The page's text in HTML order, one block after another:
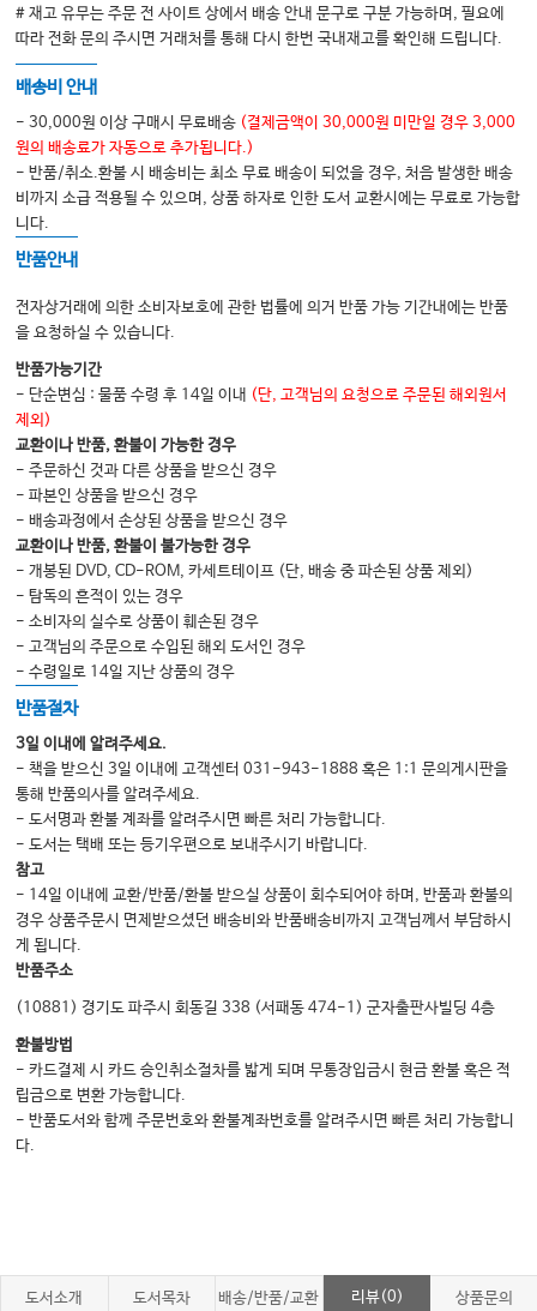
# 재고 유무는 주문 전 사이트 상에서 배송 안내 문구로 구분 가능하며, 필요에
따라 전화 문의 주시면 거래처를 통해 다시 한번 국내재고를 확인해 드립니다.
배송비 안내
- 30,000원 이상 구매시 무료배송 (결제금액이 30,000원 미만일 경우 3,000
원의 배송료가 자동으로 추가됩니다.)
- 반품/취소.환불 시 배송비는 최소 무료 배송이 되었을 경우, 처음 발생한 배송
비까지 소급 적용될 수 있으며, 상품 하자로 인한 도서 교환시에는 무료로 가능합
니다.
반품안내
전자상거래에 의한 소비자보호에 관한 법률에 의거 반품 가능 기간내에는 반품
을 요청하실 수 있습니다.
반품가능기간
- 단순변심 : 물품 수령 후 14일 이내 (단, 고객님의 요청으로 주문된 해외원서
제외)
교환이나 반품, 환불이 가능한 경우
- 주문하신 것과 다른 상품을 받으신 경우
- 파본인 상품을 받으신 경우
- 배송과정에서 손상된 상품을 받으신 경우
교환이나 반품, 환불이 불가능한 경우
- 개봉된 DVD, CD-ROM, 카세트테이프 (단, 배송 중 파손된 상품 제외)
- 탐독의 흔적이 있는 경우
- 소비자의 실수로 상품이 훼손된 경우
- 고객님의 주문으로 수입된 해외 도서인 경우
- 수령일로 14일 지난 상품의 경우
반품절차
3일 이내에 알려주세요.
- 책을 받으신 3일 이내에 고객센터 031-943-1888 혹은 1:1 문의게시판을
통해 반품의사를 알려주세요.
- 도서명과 환불 계좌를 알려주시면 빠른 처리 가능합니다.
- 도서는 택배 또는 등기우편으로 보내주시기 바랍니다.
참고
- 14일 이내에 교환/반품/환불 받으실 상품이 회수되어야 하며, 반품과 환불의
경우 상품주문시 면제받으셨던 배송비와 반품배송비까지 고객님께서 부담하시
게 됩니다.
반품주소
(10881) 경기도 파주시 회동길 338 (서패동 474-1) 군자출판사빌딩 4층
환불방법
- 카드결제 시 카드 승인취소절차를 밟게 되며 무통장입금시 현금 환불 혹은 적
립금으로 변환 가능합니다.
- 반품도서와 함께 주문번호와 환불계좌번호를 알려주시면 빠른 처리 가능합니
다.
도서소개 도서목차 배송/반품/교환 리뷰(0) 상품문의